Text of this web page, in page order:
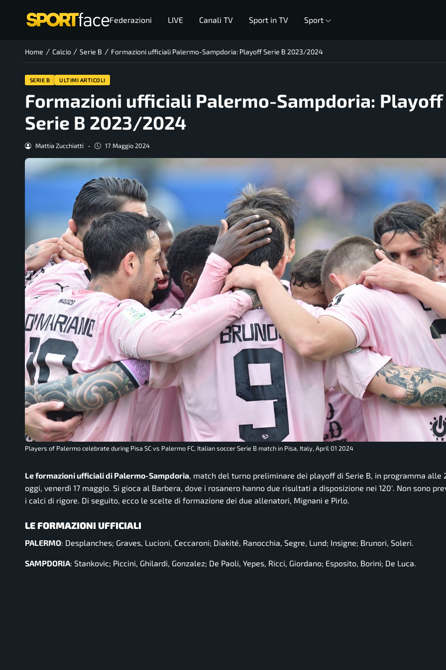
Federazioni LIVE Canali TV Sport in TV Sport
Home / Calcio / Serie B / Formazioni ufficiali Palermo-Sampdoria: Playoff Serie B 2023/2024
SERIE B ULTIMI ARTICOLI
Formazioni ufficiali Palermo-Sampdoria: Playoff
Serie B 2023/2024
Mattia Zucchiatti - 17 Maggio 2024
Players of Palermo celebrate during Pisa SC vs Palermo FC, Italian soccer Serie B match in Pisa, Italy, April 01 2024
Le formazioni ufficiali di Palermo-Sampdoria , match del turno preliminare dei playoff di Serie B, in programma alle
oggi, venerdì 17 maggio. Si gioca al Barbera, dove i rosanero hanno due risultati a disposizione nei 120′. Non sono
i calci di rigore. Di seguito, ecco le scelte di formazione dei due allenatori, Mignani e Pirlo.
LE FORMAZIONI UFFICIALI
PALERMO: Desplanches; Graves, Lucioni, Ceccaroni; Diakité, Ranocchia, Segre, Lund; Insigne; Brunori, Soleri.
SAMPDORIA: Stankovic; Piccini, Ghilardi, Gonzalez; De Paoli, Yepes, Ricci, Giordano; Esposito, Borini; De Luca.